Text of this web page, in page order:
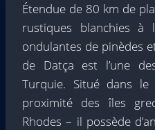
Étendue de 80 km de
rustiques blanchies
ondulantes de pinèdes
de Datça est l’une
Turquie. Situé dans
proximité des îles
Rhodes – il possède